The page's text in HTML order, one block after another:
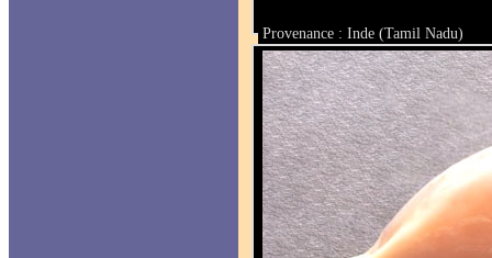
Provenance : Inde (Tamil Nadu)
Taille : 38.2 mm